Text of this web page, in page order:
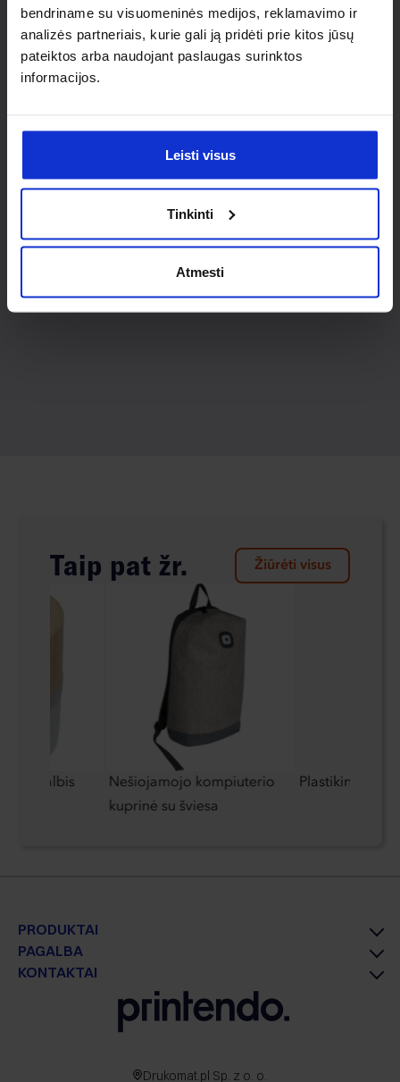
bendriname su visuomeninės medijos, reklamavimo ir
analizės partneriais, kurie gali ją pridėti prie kitos jūsų
pateiktos arba naudojant paslaugas surinktos
informacijos.
Leisti visus
Tinkinti
Atmesti
nestandartinio produkto aptarimo.
Susisiekti
Taip pat žr. Žiūrėti visus
Nešiojamojo kompiuterio
kuprinė su šviesa
Plastikinis
PRODUKTAI
PAGALBA
KONTAKTAI
Drukomat.pl Sp. z o. o.